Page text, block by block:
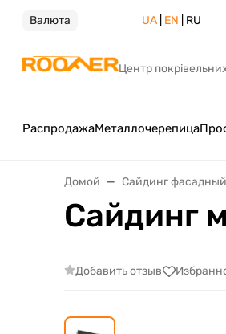
Валюта UA| EN | RU
Центр
РаспродажаМеталлочерепица
Домой Сайдинг фасадный
Сайдинг
Добавить отзыв